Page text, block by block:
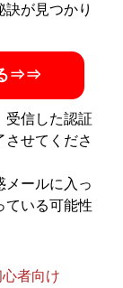
が見つかり
る⇒⇒
受信した認証
させてくださ
ールに入っ
ている可能性
者向け